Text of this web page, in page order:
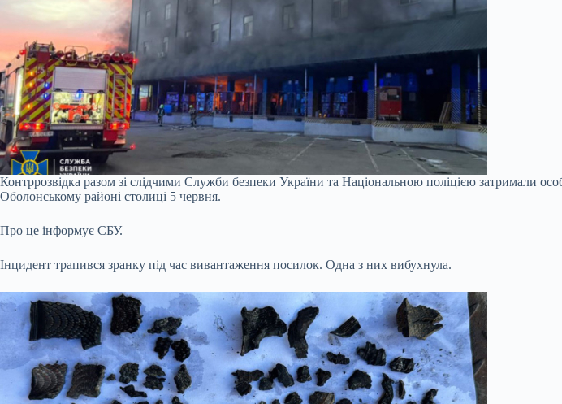
Контррозвідка разом зі слідчими Служби безпеки України та Національною поліцією затримали
Оболонському районі столиці 5 червня.
Про це інформує СБУ.
Інцидент трапився зранку під час вивантаження посилок. Одна з них вибухнула.